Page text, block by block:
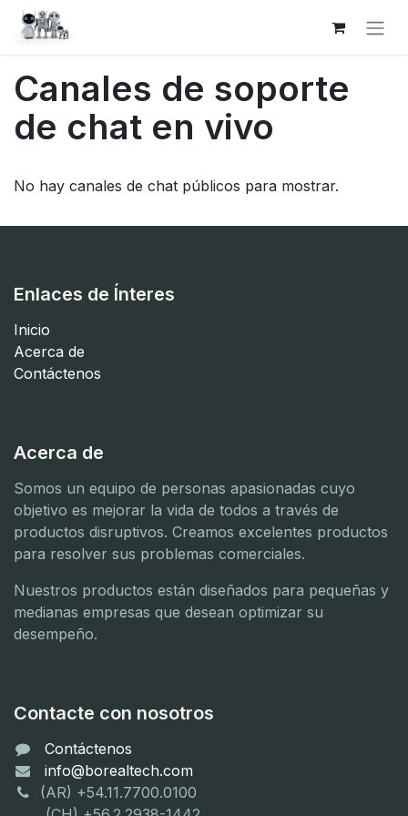
Canales de soporte
de chat en vivo
No hay canales de chat públicos para mostrar.
Enlaces de Ínteres
Inicio
Acerca de
Contáctenos
Acerca de
Somos un equipo de personas apasionadas cuyo
objetivo es mejorar la vida de todos a través de
productos disruptivos. Creamos excelentes productos
para resolver sus problemas comerciales.
Nuestros productos están diseñados para pequeñas y
medianas empresas que desean optimizar su
desempeño.
Contacte con nosotros
Contáctenos
info@borealtech.com
(AR) +54.11.7700.0100